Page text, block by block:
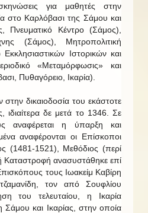
για μαθητές στην
στο Καρλόβασι της Σάμου και
Πνευματικό Κέντρο (Σάμος),
(Σάμος), Μητροπολιτική
Ιστορικών και
«Μεταμόρφωσις» και
Πυθαγόρειο, Ικαρία).
δικαιοδοσία του εκάστοτε
ιδιαίτερα δε μετά το 1346. Σε
αναφέρεται η ύπαρξη και
αναφέρονται οι Επίσκοποι
(1481-1521), Μεθόδιος (περί
Καταστροφή ανασυστάθηκε επί
τους Ιωακείμ Καβίρη
τον από Σουφλίου
του τελευταίου, η Ικαρία
και Ικαρίας, στην οποία